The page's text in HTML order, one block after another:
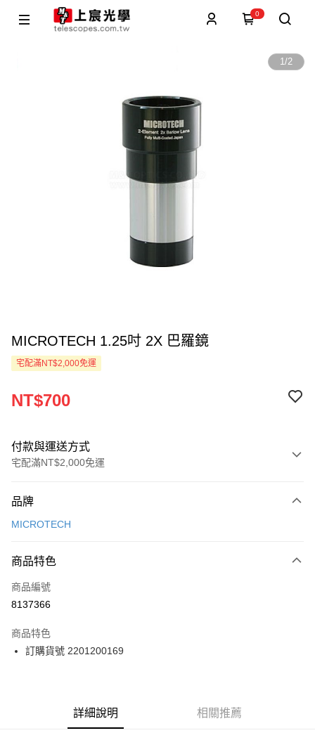
0
1/2
MICROTECH 1.25吋 2X 巴羅鏡
宅配滿NT$2,000免運
NT$700
付款與運送方式
宅配滿NT$2,000免運
信用卡一次付款
Apple Pay
ATM付款
郵寄到府(台灣本島適用)
每筆NT$180，滿NT$2,000(含以上)免運費
品牌
MICROTECH
商品特色
商品編號
8137366
商品特色
訂購貨號 2201200169
詳細說明 相關推薦